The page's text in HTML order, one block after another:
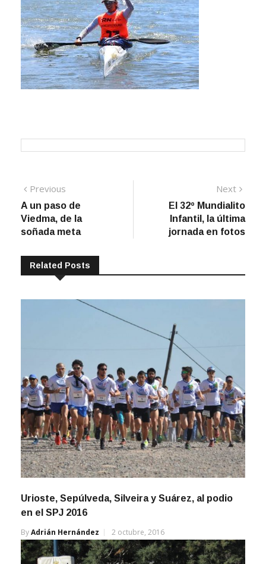
Navegación
de
entradas
Previous
post:
A un paso de
Viedma, de la
soñada meta
Next
post:
El 32º Mundialito
Infantil, la última
jornada en fotos
Related Posts
Urioste, Sepúlveda, Silveira y Suárez, al podio
en el SPJ 2016
ByAdrián Hernández 2 octubre, 2016